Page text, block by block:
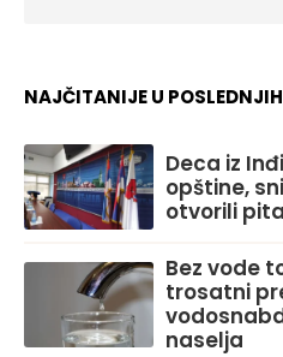
NAJČITANIJE U
Deca iz
opštine,
otvorili
Bez vode
trosatni
naselja